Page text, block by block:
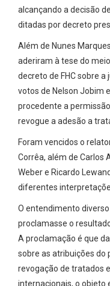
alcançando a decisão
ditadas por decreto
Além de Nunes
aderiram à tese do
decreto de FHC sobre
votos de Nelson Jobim
procedente a
revogue a adesão a
Foram vencidos o
Corrêa, além de Carlos
Weber e Ricardo
diferentes
O entendimento
proclamasse o
A proclamação é que
sobre as atribuições do
revogação de tratados
internacionais, o objeto